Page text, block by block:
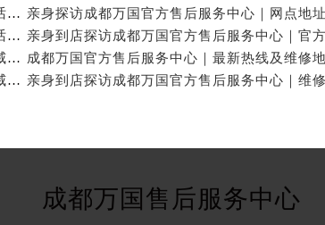
亲身探访成都万国官方售后服务中心｜全新地址与官方电话（2026年7月最新）
亲身探访成都万国官方售后服务中心｜地址及官方联系电话（2026年7月最新）
成都万国官方售后维修服务中心提供专业手表保养服务权威公示（2026年7月最新）
成都万国官方售后服务中心｜官方电话和完整维修地址权威信息公示（2026年7月最新）
成都万国售后服务中心